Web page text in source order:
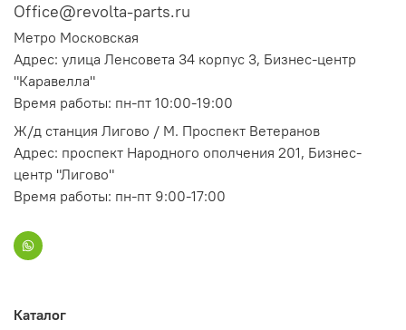
Office@revolta-parts.ru
Метро Московская
Адрес: улица Ленсовета 34 корпус 3, Бизнес-центр
"Каравелла"
Время работы: пн-пт 10:00-19:00
Ж/д станция Лигово / М. Проспект Ветеранов
Адрес: проспект Народного ополчения 201, Бизнес-
центр "Лигово"
Время работы: пн-пт 9:00-17:00
Каталог